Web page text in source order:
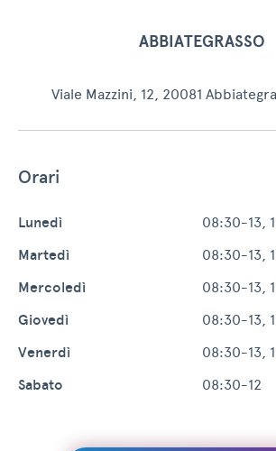
ABBIATEGRASSO
Viale Mazzini, 12, 20081
Orari
Lunedì
08:30-13,
Martedì
08:30-13,
Mercoledì
08:30-13,
Giovedì
08:30-13,
Venerdì
08:30-13,
Sabato
08:30-12